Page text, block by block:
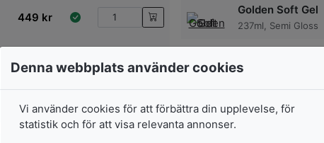
449 kr
Golden Soft Gel
237ml, Semi Gloss
Denna webbplats använder cookies
Vi använder cookies för att förbättra din upplevelse, för
statistik och för att visa relevanta annonser.